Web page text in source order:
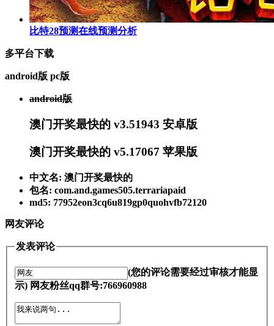
比特28预测在线预测分析
多平台下载
android版 pc版
android版
澳门开奖最快的 v3.51943 安卓版
澳门开奖最快的 v5.17067 苹果版
中文名: 澳门开奖最快的
包名: com.and.games505.terrariapaid
md5: 77952eon3cq6u819gp0quohvfb72120
网友评论
发表评论
(您的评论需要经过审核才能显
示) 网友粉丝qq群号:766960988